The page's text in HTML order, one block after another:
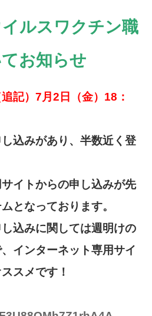
ルスワクチン職
お知らせ
記）7月2日（金）18：
込みがあり、半数近く登
イトからの申し込みが先
となっております。
込みに関しては週明けの
インターネット専用サイ
スメです！